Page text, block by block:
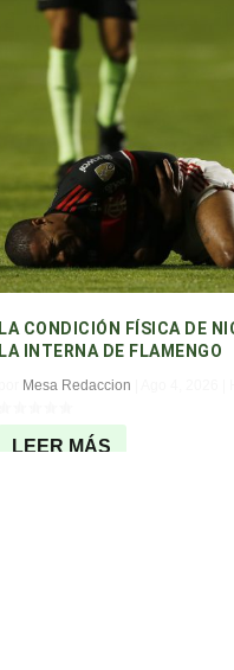
LA CONDICIÓN FÍSICA DE
LA INTERNA DE FLAMENGO
Mesa Redaccion
LEER MÁS